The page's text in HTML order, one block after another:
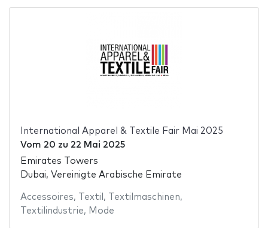
International Apparel & Textile Fair Mai 2025
Vom 20 zu 22 Mai 2025
Emirates Towers
Dubai, Vereinigte Arabische Emirate
Accessoires, Textil , Textilmaschinen,
Textilindustrie, Mode